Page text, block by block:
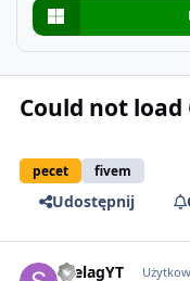
Could not load
pecet fivem
Udostępnij
SzelagYT